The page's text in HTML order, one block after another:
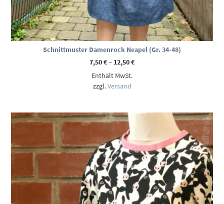
Schnittmuster Damenrock Neapel (Gr. 34-48)
7,50€– 12,50€Preisspanne:
Enthält MwSt.
zzgl.Versand